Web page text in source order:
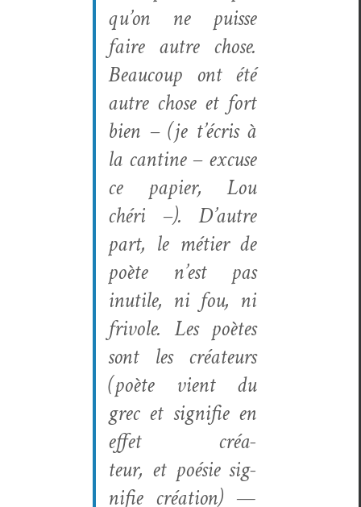
qu’on ne puisse
faire autre chose.
Beau­coup ont été
autre chose et fort
bien – (je t’écris à
la can­tine – excuse
ce papi­er, Lou
chéri
–). D’autre
part, le méti­er de
poète n’est pas
inutile, ni fou, ni
friv­o­le. Les poètes
sont les créa­teurs
(poète
vient du
grec et sig­ni­fie en
effet
créa­
teur, et poésie sig­
ni­fie créa­tion) —